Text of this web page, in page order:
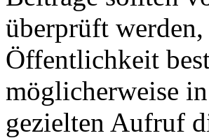
überprüft
Öffentlichkeit
möglicherweise
gezielten Aufruf